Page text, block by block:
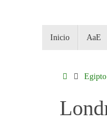
Inicio AaE
Egipto